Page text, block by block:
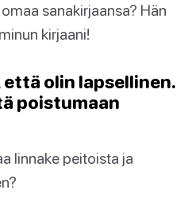
sanakirjaansa? Hän
kirjaani!
että olin lapsellinen.
poistumaan
linnake peitoista ja